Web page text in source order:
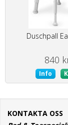
Duschpall
840
Info
KONTAKTA OSS